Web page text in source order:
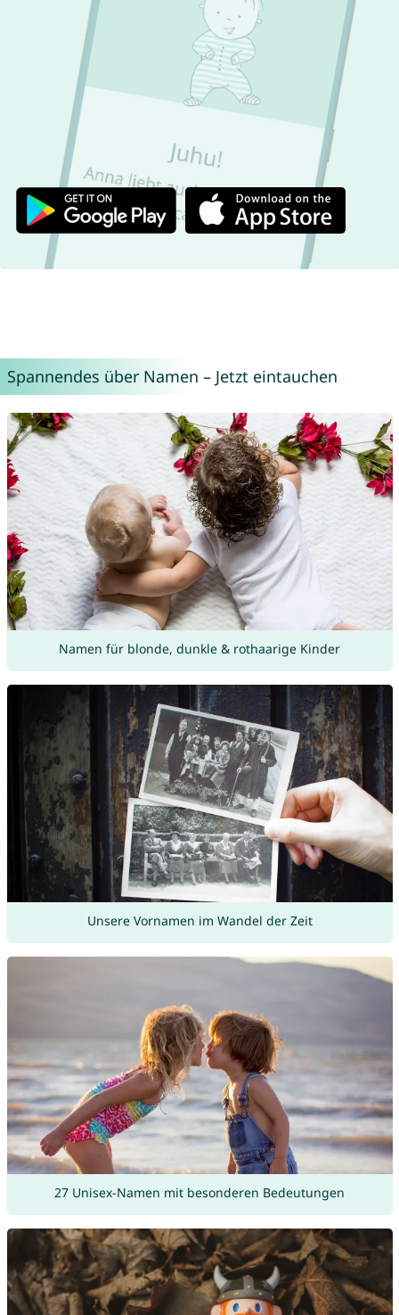
Spannendes über Namen – Jetzt eintauchen
Namen für blonde, dunkle & rothaarige Kinder
Unsere Vornamen im Wandel der Zeit
27 Unisex-Namen mit besonderen Bedeutungen